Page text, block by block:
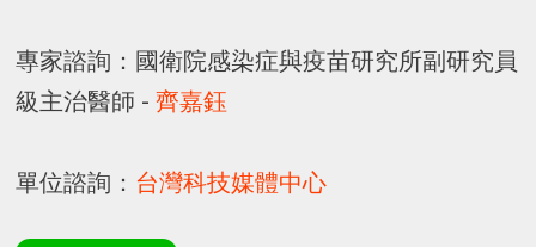
專家諮詢：國衛院感染症與疫苗研究所副研究員
級主治醫師 -齊嘉鈺
單位諮詢： 台灣科技媒體中心